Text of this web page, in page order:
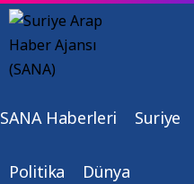
SANA Haberleri Suriye
Politika Dünya